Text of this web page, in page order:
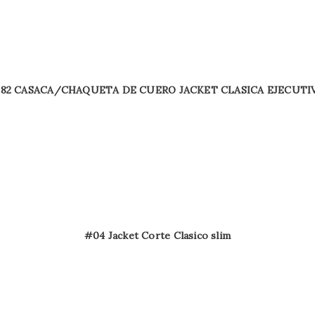
CASACA/CHAQUETA DE CUERO JACKET CLASICA
#04 Jacket Corte Clasico slim